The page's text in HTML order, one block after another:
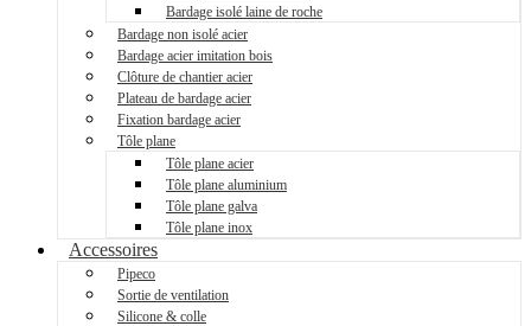
Bardage isolé laine de roche
Bardage non isolé acier
Bardage acier imitation bois
Clôture de chantier acier
Plateau de bardage acier
Fixation bardage acier
Tôle plane
Tôle plane acier
Tôle plane aluminium
Tôle plane galva
Tôle plane inox
Accessoires
Pipeco
Sortie de ventilation
Silicone & colle